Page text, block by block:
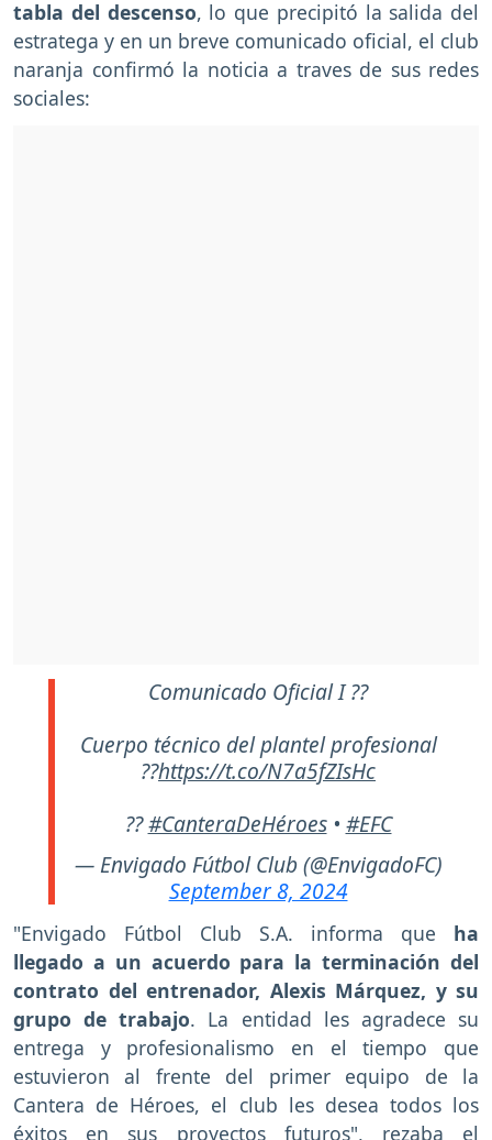
tabla del descenso, lo que precipitó la salida del
estratega y en un breve comunicado oficial, el club
naranja confirmó la noticia a traves de sus redes
sociales:
Comunicado Oficial I ??
Cuerpo técnico del plantel profesional
??https://t.co/N7a5fZIsHc
??#CanteraDeHéroes• #EFC
— Envigado Fútbol Club (@EnvigadoFC)
September 8, 2024
"Envigado Fútbol Club S.A. informa que ha
llegado a un acuerdo para la terminación del
contrato del entrenador, Alexis Márquez, y su
grupo de trabajo. La entidad les agradece su
entrega y profesionalismo en el tiempo que
estuvieron al frente del primer equipo de la
Cantera de Héroes, el club les desea todos los
éxitos en sus proyectos futuros", rezaba el